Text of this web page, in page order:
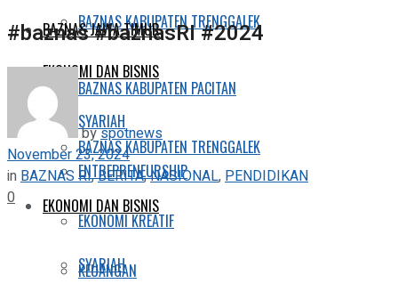
BAZNAS KABUPATEN TRENGGALEK
EKONOMI DAN BISNIS
SYARIAH
ENTREPRENEURSHIP
EKONOMI KREATIF
KEUANGAN
BAZNAS JAWA TIMUR
BAZNAS KABUPATEN PACITAN
BAZNAS KABUPATEN TRENGGALEK
EKONOMI DAN BISNIS
SYARIAH
#baznas #baznasRI #2024
byspotnews
November 23, 2024
in BAZNAS RI,BERITA,NASIONAL, PENDIDIKAN
0